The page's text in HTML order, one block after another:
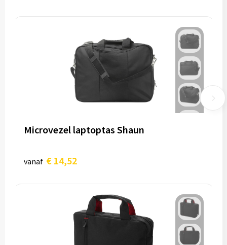
Microvezel laptoptas Shaun
vanaf € 14,52